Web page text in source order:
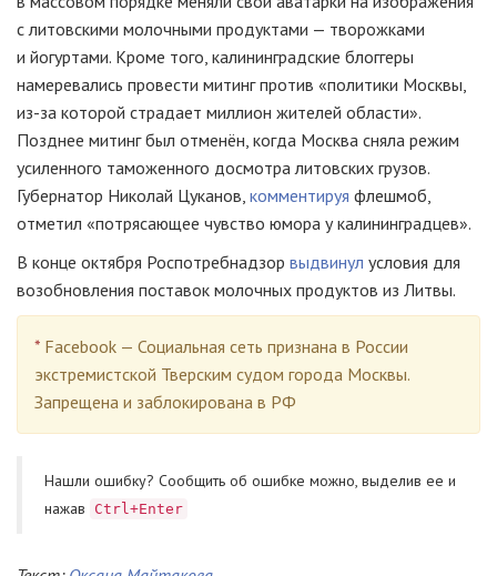
с литовскими молочными продуктами — творожками
и йогуртами. Кроме того, калининградские блоггеры
намеревались провести митинг против «политики Москвы,
из-за которой страдает миллион жителей области».
Позднее митинг был отменён, когда Москва сняла режим
усиленного таможенного досмотра литовских грузов.
Губернатор Николай Цуканов, комментируя флешмоб,
отметил «потрясающее чувство юмора у калининградцев».
В конце октября Роспотребнадзор выдвинул условия для
возобновления поставок молочных продуктов из Литвы.
* Facebook — Социальная сеть признана в России
экстремистской Тверским судом города Москвы.
Запрещена и заблокирована в РФ
Нашли ошибку? Cообщить об ошибке можно, выделив ее и
нажав
Ctrl+Enter